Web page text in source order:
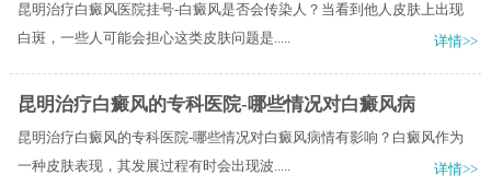
昆明治疗白癜风医院挂号-白癜风是否会传染人？当看到他人皮肤上出现
白斑，一些人可能会担心这类皮肤问题是.....
详情>>
昆明治疗白癜风的专科医院-哪些情况对白癜风病
昆明治疗白癜风的专科医院-哪些情况对白癜风病情有影响？白癜风作为
一种皮肤表现，其发展过程有时会出现波.....
详情>>